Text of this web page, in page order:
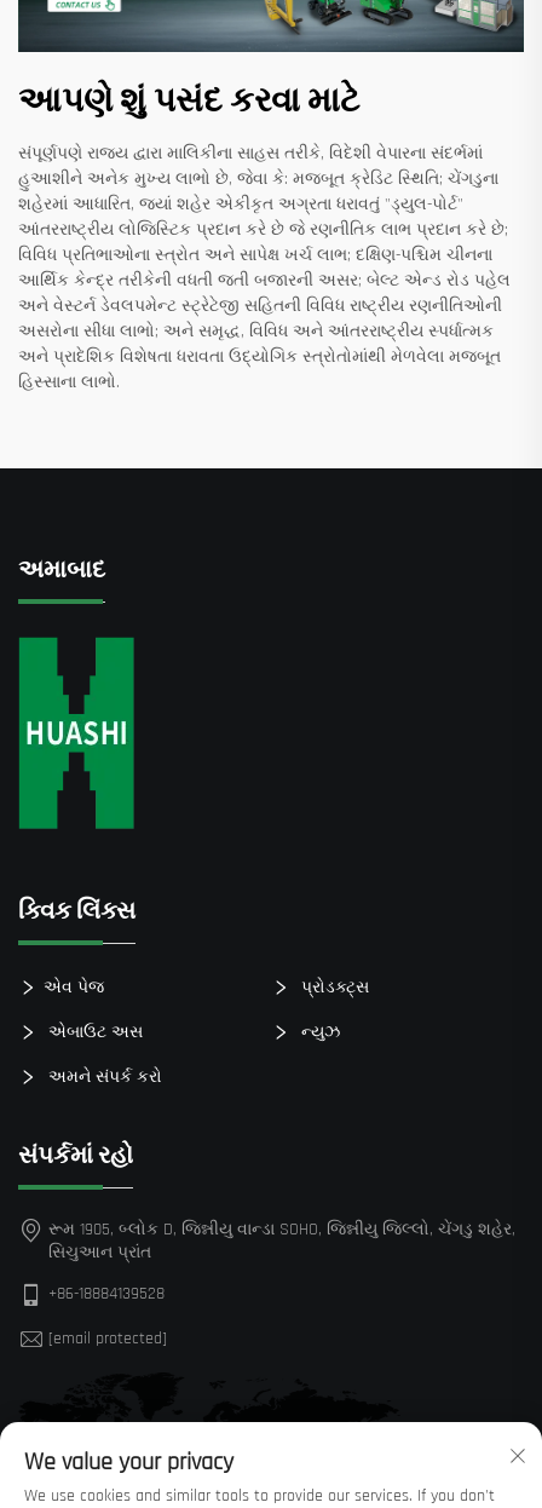
આપણે શું પસંદ કરવા માટે
સંપૂર્ણપણે રાજ્ય દ્વારા માલિકીના સાહસ તરીકે, વિદેશી વેપારના સંદર્ભમાં
હુઆશીને અનેક મુખ્ય લાભો છે, જેવા કે: મજબૂત ક્રેડિટ સ્થિતિ; ચેંગડુના
શહેરમાં આધારિત, જ્યાં શહેર એકીકૃત અગ્રતા ધરાવતું "ડ્યુલ-પોર્ટ"
આંતરરાષ્ટ્રીય લોજિસ્ટિક પ્રદાન કરે છે જે રણનીતિક લાભ પ્રદાન કરે છે;
વિવિધ પ્રતિભાઓના સ્ત્રોત અને સાપેક્ષ ખર્ચ લાભ; દક્ષિણ-પશ્ચિમ ચીનના
આર્થિક કેન્દ્ર તરીકેની વધતી જતી બજારની અસર; બેલ્ટ એન્ડ રોડ પહેલ
અને વેસ્ટર્ન ડેવલપમેન્ટ સ્ટ્રેટેજી સહિતની વિવિધ રાષ્ટ્રીય રણનીતિઓની
અસરોના સીધા લાભો; અને સમૃદ્ધ, વિવિધ અને આંતરરાષ્ટ્રીય સ્પર્ધાત્મક
અને પ્રાદેશિક વિશેષતા ધરાવતા ઉદ્યોગિક સ્ત્રોતોમાંથી મેળવેલા મજબૂત
હિસ્સાના લાભો.
અમાબાદ
ક્વિક લિંક્સ
એવ પેજ પ્રોડક્ટ્સ
એબાઉટ અસ ન્યુઝ
અમને સંપર્ક કરો
સંપર્કમાં રહો
રૂમ 1905, બ્લોક D, જિન્નીયુ વાન્ડા SOHO, જિન્નીયુ જિલ્લો, ચેંગડુ શહેર,
સિચુઆન પ્રાંત
+86-18884139528
[email protected]
We value your privacy
We use cookies and similar tools to provide our services. If you don't